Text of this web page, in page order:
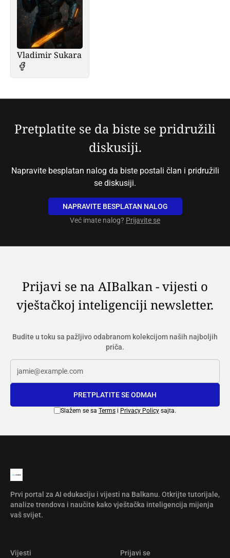
Vladimir Sukara
Pretplatite se da biste se pridružili
diskusiji.
Napravite besplatan nalog da biste postali član i pridružili
se diskusiji.
NAPRAVITE BESPLATAN NALOG
Već imate nalog? Prijavite se
Prijavi se na AIBalkan - vijesti o
vještačkoj inteligenciji newsletter.
Budite u toku sa pažljivo odabranom kolekcijom naših najboljih
priča.
PRETPLATITE SE ODMAH
Slažem se sa Terms i Privacy Policy sajta.
Prvi portal za AI edukaciju i vijesti na Balkanu. Otkrijte tutorijale,
analize trendova i naučite kako vještačka inteligencija mijenja
vaš svijet.
Vijesti Prijavi se